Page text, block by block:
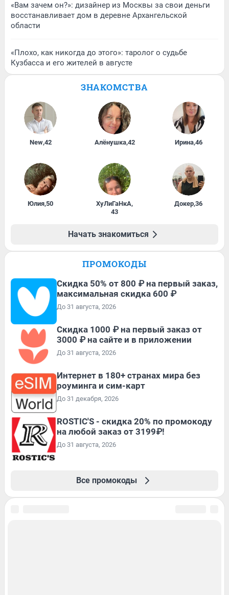
«Вам зачем он?»: дизайнер из Москвы за свои деньги
восстанавливает дом в деревне Архангельской
области
«Плохо, как никогда до этого»: таролог о судьбе
Кузбасса и его жителей в августе
ЗНАКОМСТВА
New,42 Алёнушка,42 Ирина,46
Юлия,50 ХуЛиГаНкА,
43
Докер,36
Начать знакомиться
ПРОМОКОДЫ
Скидка 50% от 800 ₽ на первый заказ,
максимальная скидка 600 ₽
До 31 августа, 2026
Скидка 1000 ₽ на первый заказ от
3000 ₽ на сайте и в приложении
До 31 августа, 2026
Интернет в 180+ странах мира без
роуминга и сим-карт
До 31 декабря, 2026
ROSTIC'S - скидка 20% по промокоду
на любой заказ от 3199₽!
До 31 августа, 2026
Все промокоды